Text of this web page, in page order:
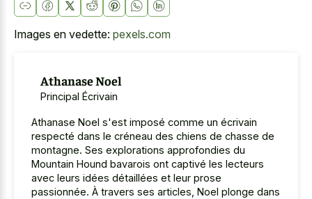
Images en vedette: pexels.com
Athanase Noel
Principal Écrivain
Athanase Noel s'est imposé comme un écrivain
respecté dans le créneau des chiens de chasse de
montagne. Ses explorations approfondies du
Mountain Hound bavarois ont captivé les lecteurs
avec leurs idées détaillées et leur prose
passionnée. À travers ses articles, Noel plonge dans